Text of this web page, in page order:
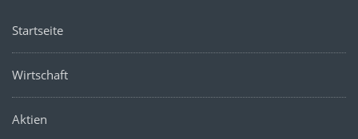
Startseite
Wirtschaft
Aktien